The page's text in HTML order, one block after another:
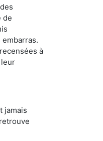
de
à
jamais